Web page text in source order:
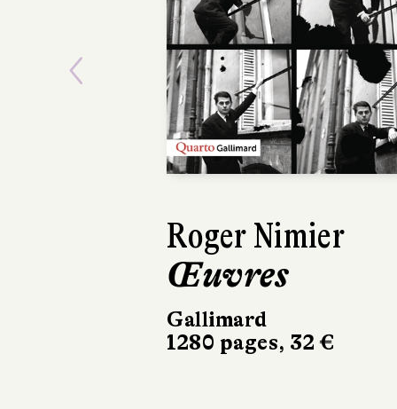
Roger Nimier
Œuvres
Gallimard
1280 pages, 32 €
Previous